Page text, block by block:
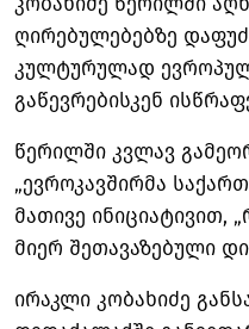
ღირებულებებზე
კულტურულად
გაწევრებისკენ
წერილში კვლავ
„ევროკავშირმა
მათივე ინიციატივით,
მიერ შეთავაზებული
ირაკლი კობახიძე